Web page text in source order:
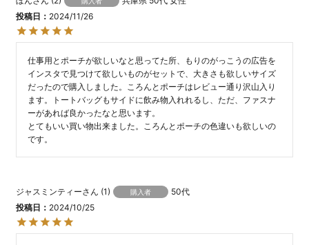
投稿日
2024/11/26
仕事用とポーチが欲しいなと思ってた所、もりのがっこうの広告を
インスタで見つけて欲しいものがセットで、大きさも欲しいサイズ
だったので購入しました。ころんとポーチはレビュー通り沢山入り
ます。トートバッグもサイドに飲み物入れれるし、ただ、ファスナ
ーがあれば良かったなと思います。
とてもいい買い物出来ました。ころんとポーチの色違いも欲しいの
です。
ジャスミンティー 1 購入者
50代
投稿日
2024/10/25